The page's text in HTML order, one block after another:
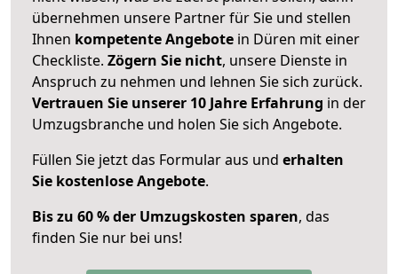
übernehmen unsere Partner für Sie und stellen
Ihnen kompetente Angebote in Düren mit einer
Checkliste. Zögern Sie nicht, unsere Dienste in
Anspruch zu nehmen und lehnen Sie sich zurück.
Vertrauen Sie unserer 10 Jahre Erfahrung in der
Umzugsbranche und holen Sie sich Angebote.
Füllen Sie jetzt das Formular aus und erhalten
Sie kostenlose Angebote.
Bis zu 60 % der Umzugskosten sparen, das
finden Sie nur bei uns!